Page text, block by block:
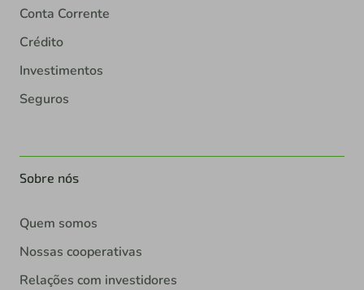
Conta Corrente
Crédito
Investimentos
Seguros
Sobre nós
Quem somos
Nossas cooperativas
Relações com investidores